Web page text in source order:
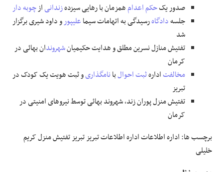
صدور یکحکم اعدامهمزمان با رهایی سیزدهزندانیازچوبه دار
جلسهدادگاهرسیدگی به اتهامات سیماعلیپورو داود شیری برگزار
شد
تفتیش منازل نسرین مطلق و هدایت حکیمیانشهروندان بهائی در
کرمان
مخالفتادارهثبت احوالبانامگذاریو ثبت هویت یک کودک در
تبریز
تفتیش منزل پوران زند، شهروند بهائی توسط نیروهای امنیتی در
کرمان
برچسب ها: اداره اطلاعات اداره اطلاعات تبریز تبریز تفتیش منزل کریم
خلیلی